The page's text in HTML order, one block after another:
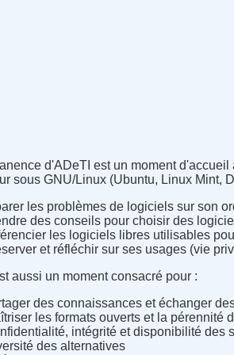
d'ADeTI est un moment
sous GNU/Linux (Ubuntu, Linux Mint,
les problèmes de logiciels sur son
des conseils pour choisir des
les logiciels libres utilisables
et réfléchir sur ses usages (vie
aussi un moment consacré pour :
des connaissances et échanger
les formats ouverts et la pérennité
intégrité et disponibilité des
des alternatives